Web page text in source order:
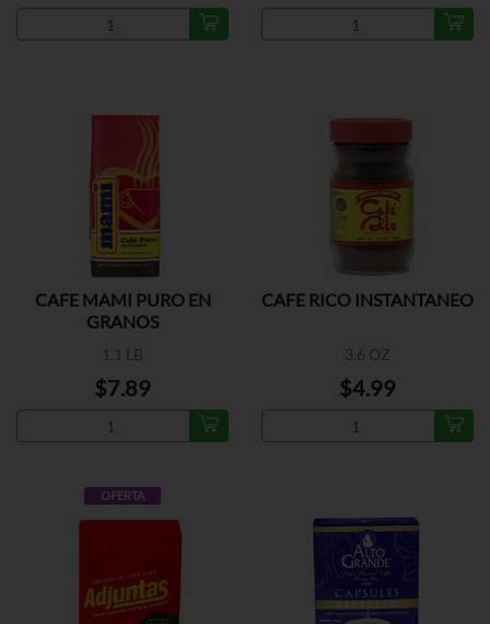
CAFE MAMI PURO EN
GRANOS
1.1 LB
$7.89
CAFE RICO INSTANTANEO
3.6 OZ
$4.99
OFERTA